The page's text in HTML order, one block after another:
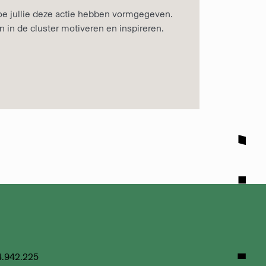
jullie deze actie hebben vormgegeven.
in de cluster motiveren en inspireren.